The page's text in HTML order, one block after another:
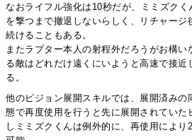
なおライフル強化は10秒だが、ミミズク
を撃つまで撤退しないらしく、リチャージ
続けることもある。
またラプター本人の射程外だろうがお構
る敵はどれだけ遠くにいようと高速で接近
る。
他のピジョン展開スキルでは、展開済みの
態で再度使用を行うと先に展開されていた
しミミズクくんは例外的に、再使用によ